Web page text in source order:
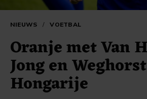
NIEUWS / VOETBAL
Oranje met Van
Jong en
Hongarije